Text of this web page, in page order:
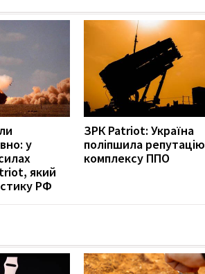
у
який
РФ
ЗРК Patriot: Україна
поліпшила репутацію
комплексу ППО